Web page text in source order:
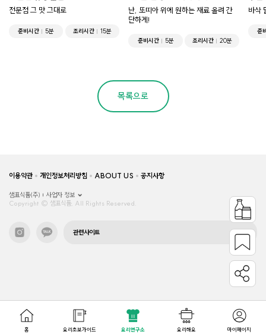
홈 요리초보가이드 요리연구소 요리해요 마이페이지
전문점 그 맛 그대로
준비시간 5분 조리시간 15분
난, 또띠아 위에 원하는 재료 올려 간
단하게!
준비시간 5분 조리시간 20분
바삭
준
목록으로
이용약관 개인정보처리방침 ABOUT US 공지사항
샘표식품(주)
사업자 정보
Copyright © 샘표식품, All Rights Reserved.
관련사이트